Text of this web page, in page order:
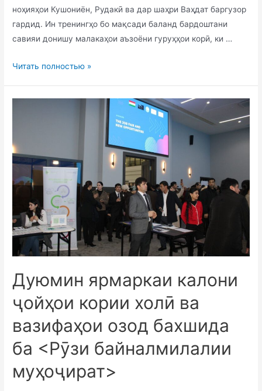
ноҳияҳои Кушониён, Рудакӣ ва дар шаҳри Ваҳдат баргузор
гардид. Ин тренингҳо бо мақсади баланд бардоштани
савияи донишу малакаҳои аъзоёни гуруҳҳои корӣ, ки …
Читать полностью »
Дуюмин ярмаркаи калони
ҷойҳои кории холӣ ва
вазифаҳои озод бахшида
ба <Рӯзи байналмилалии
муҳоҷират>